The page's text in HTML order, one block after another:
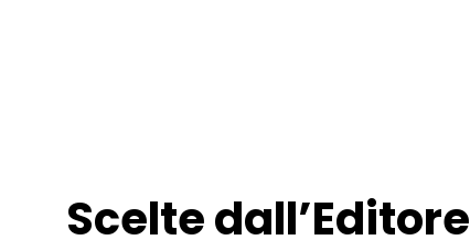
Scelte dall’Editore